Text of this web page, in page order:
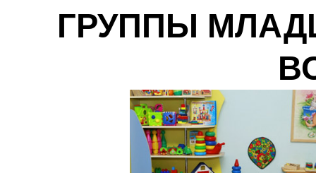
ГРУППЫ